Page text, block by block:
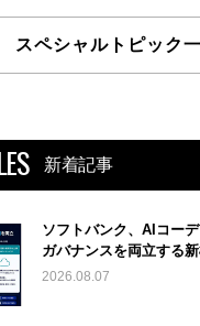
スペシャルトピック
新着記事
ソフトバンク、AIコー
ガバナンスを両立する
2026.08.07